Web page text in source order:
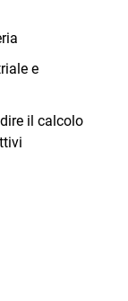
e
il calcolo